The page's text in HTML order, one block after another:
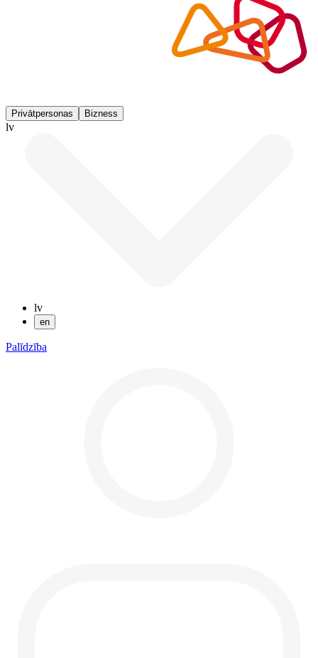
Privātpersonas Bizness
lv
lv
en
Palīdzība